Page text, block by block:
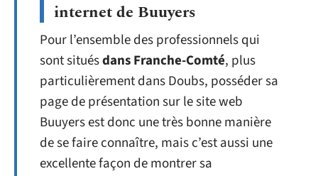
internet de Buuyers
Pour l’ensemble des professionnels qui
sont situésdansFranche-Comté, plus
particulièrement dans Doubs, posséder sa
page de présentation sur le site web
Buuyers est donc une très bonne manière
de se faire connaître, mais c’est aussi une
excellente façon de montrer sa